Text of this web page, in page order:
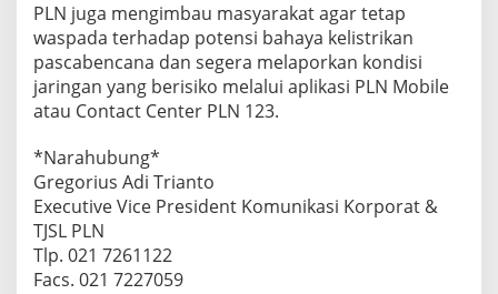
PLN juga mengimbau masyarakat agar tetap
waspada terhadap potensi bahaya kelistrikan
pascabencana dan segera melaporkan kondisi
jaringan yang berisiko melalui aplikasi PLN Mobile
atau Contact Center PLN 123.
*Narahubung*
Gregorius Adi Trianto
Executive Vice President Komunikasi Korporat &
TJSL PLN
Tlp. 021 7261122
Facs. 021 7227059